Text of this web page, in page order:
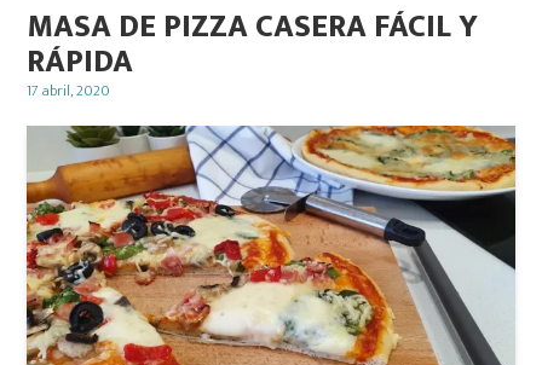
MASA DE PIZZA CASERA FÁCIL Y
RÁPIDA
Posted
17 abril, 2020